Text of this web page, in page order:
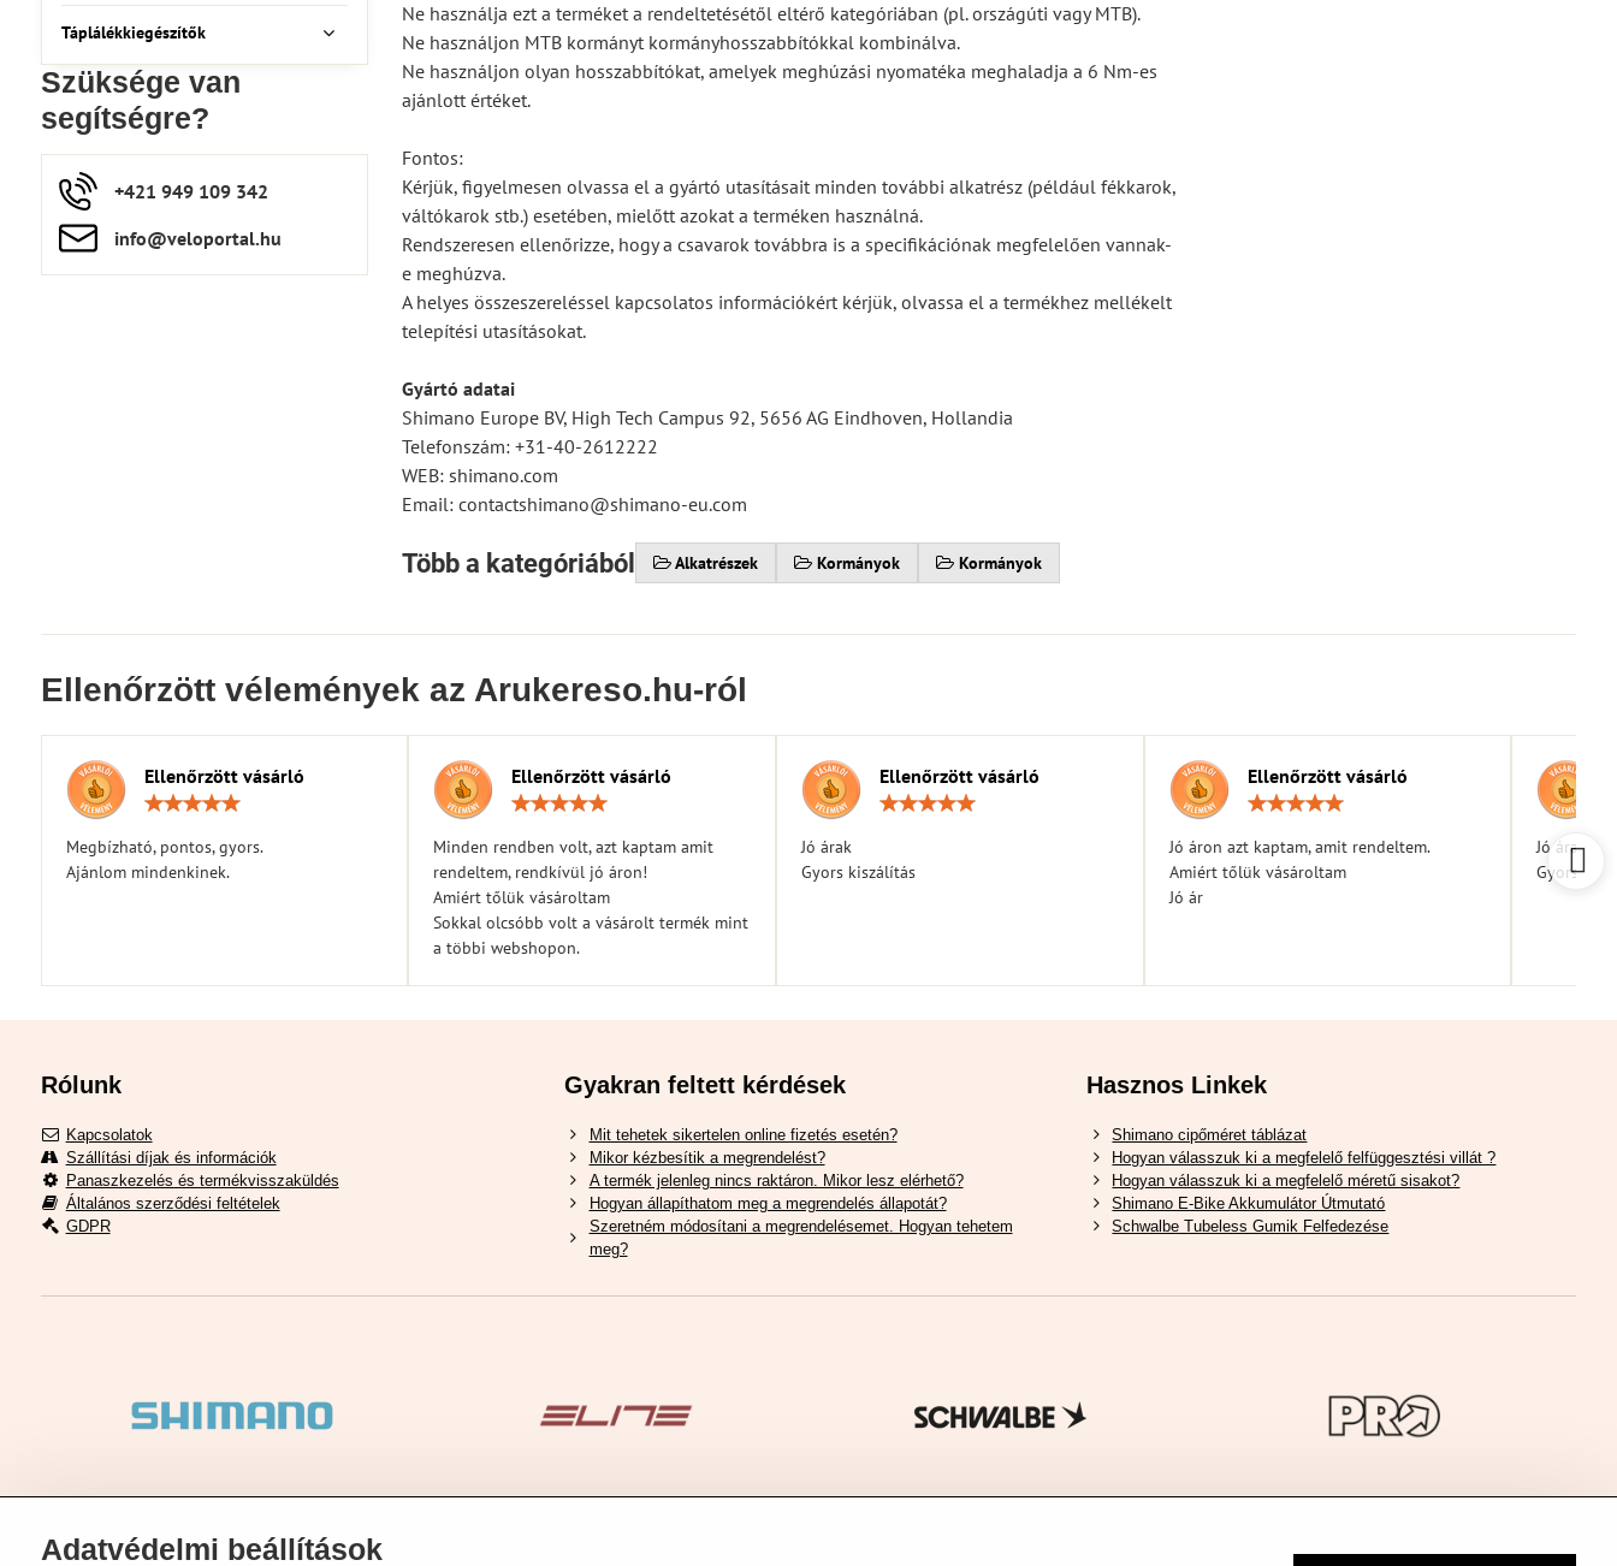
Ne használja ezt a terméket a rendeltetésétől eltérő kategóriában (pl. országúti vagy MTB).
Ne használjon MTB kormányt kormányhosszabbítókkal kombinálva.
Ne használjon olyan hosszabbítókat, amelyek meghúzási nyomatéka meghaladja a 6 Nm-es
ajánlott értéket.
Fontos:
Kérjük, figyelmesen olvassa el a gyártó utasításait minden további alkatrész (például fékkarok,
váltókarok stb.) esetében, mielőtt azokat a terméken használná.
Rendszeresen ellenőrizze, hogy a csavarok továbbra is a specifikációnak megfelelően vannak-
e meghúzva.
A helyes összeszereléssel kapcsolatos információkért kérjük, olvassa el a termékhez mellékelt
telepítési utasításokat.
Gyártó adatai
Shimano Europe BV, High Tech Campus 92, 5656 AG Eindhoven, Hollandia
Telefonszám: +31-40-2612222
WEB: shimano.com
Email: contactshimano@shimano-eu.com
Több a kategóriából Alkatrészek Kormányok Kormányok
Táplálékkiegészítők
Szüksége van
segítségre?
+421 949 109 342
info​​@veloportal​.hu
Ellenőrzött vélemények az Arukereso.hu-ról
Ellenőrzött vásárló
Megbízható, pontos, gyors.
Ajánlom mindenkinek.
Ellenőrzött vásárló
/
5
Minden rendben volt, azt kaptam amit
rendeltem, rendkívül jó áron!
Amiért tőlük vásároltam
Sokkal olcsóbb volt a vásárolt termék mint
a többi webshopon.
Ellenőrzött vásárló
Jó árak
Gyors kiszálítás
Ellenőrzött vásárló
/
5
Jó áron azt kaptam, amit rendeltem.
Amiért tőlük vásároltam
Jó ár
Jó árak
Gyors
Rólunk
Kapcsolatok
Szállítási díjak és információk
Panaszkezelés és termékvisszaküldés
Általános szerződési feltételek
GDPR
Gyakran feltett kérdések
Mit tehetek sikertelen online fizetés esetén?
Mikor kézbesítik a megrendelést?
A termék jelenleg nincs raktáron. Mikor lesz elérhető?
Hogyan állapíthatom meg a megrendelés állapotát?
Szeretném módosítani a megrendelésemet. Hogyan tehetem
meg?
Hasznos Linkek
Shimano cipőméret táblázat
Hogyan válasszuk ki a megfelelő felfüggesztési villát ?
Hogyan válasszuk ki a megfelelő méretű sisakot?
Shimano E-Bike Akkumulátor Útmutató
Schwalbe Tubeless Gumik Felfedezése
Adatvédelmi beállítások